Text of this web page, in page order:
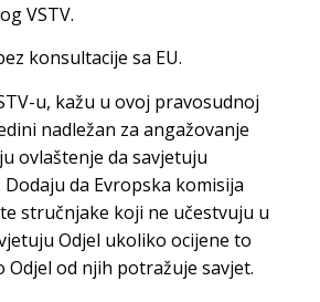
VSTV.
konsultacije sa EU.
u, kažu u ovoj pravosudnoj
nadležan za angažovanje
ovlaštenje da savjetuju
da Evropska komisija
stručnjake koji ne učestvuju u
Odjel ukoliko ocijene to
od njih potražuje savjet.